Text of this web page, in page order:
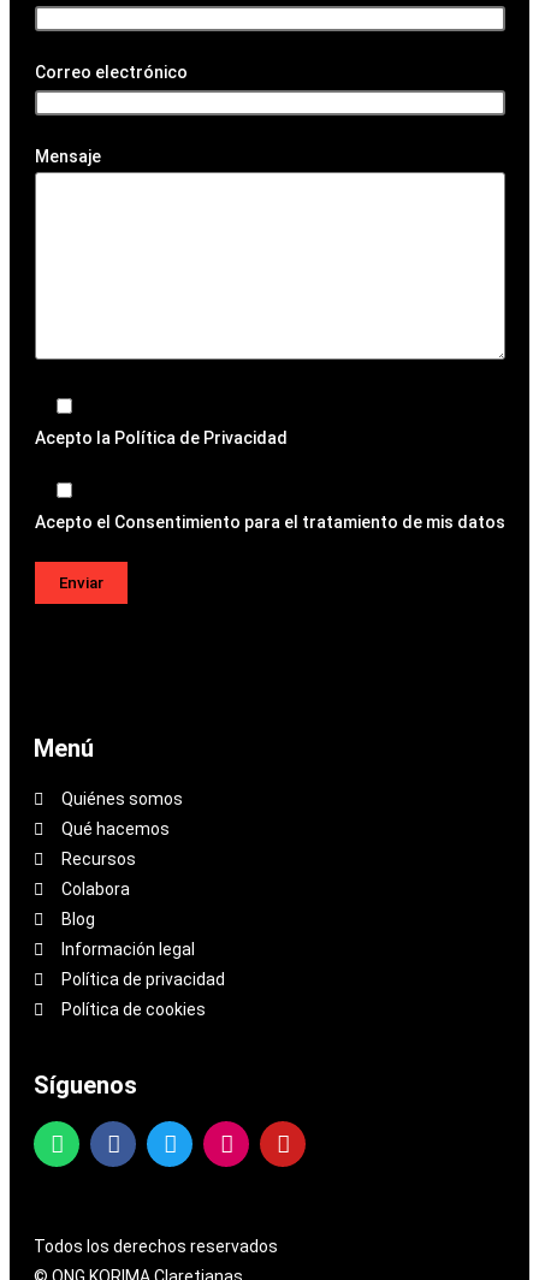
Correo electrónico
Mensaje
Acepto la Política de Privacidad
Acepto el Consentimiento para el tratamiento de mis datos
Menú
Quiénes somos
Qué hacemos
Recursos
Colabora
Blog
Información legal
Política de privacidad
Política de cookies
Síguenos
Todos los derechos reservados